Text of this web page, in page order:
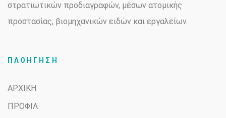
στρατιωτικών προδιαγραφών, μέσων ατομικής
προστασίας, βιομηχανικών ειδών και εργαλείων.
ΠΛΟΗΓΗΣΗ
ΑΡΧΙΚΗ
ΠΡΟΦΙΛ